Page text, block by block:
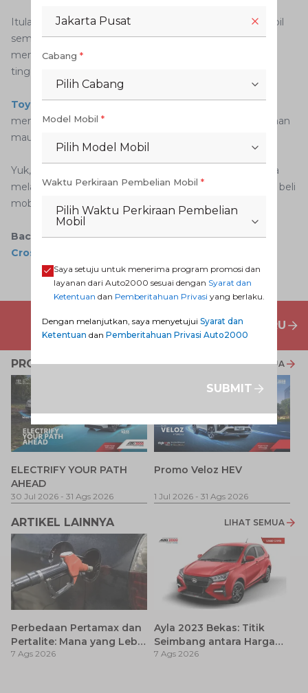
Itulah berbagai fitur baru yang membuat mobil ini tampil
semakin modern dan tangguh. Cocok bagi Anda yang
menginginkan kendaraan serbaguna dengan performa
tinggi.
Toyota Fortuner
memenuhi kebutuhan berkendara Anda, baik di perkotaan
maupun medan menantang.
Yuk, lakukan pemesanan Toyota Fortuner sekarang juga
melalui aplikasi Auto2000 Digiroom untuk pengalaman beli
mobil yang praktis dan tanpa repot.
Baca Juga:Fitra Eri Terima Challenge Pakai Corolla
Cross
PENAWARAN MOBIL BARU
PROMO TERKAIT LIHAT SEMUA
ELECTRIFY YOUR PATH
AHEAD
30 Jul 2026 - 31 Ags 2026
Promo Veloz HEV
1 Jul 2026 - 31 Ags 2026
ARTIKEL LAINNYA LIHAT SEMUA
Perbedaan Pertamax dan
Pertalite: Mana yang Lebih
Baik untuk Mobil Toyota
7 Ags 2026
Ayla 2023 Bekas: Titik
Seimbang antara Harga
dan Pembaruan Teknologi
7 Ags 2026
Jakarta Pusat
Cabang *
Pilih Cabang
Model Mobil *
Pilih Model Mobil
Waktu Perkiraan Pembelian Mobil *
Pilih Waktu Perkiraan Pembelian
Mobil
Saya setuju untuk menerima program promosi dan
layanan dari Auto2000 sesuai dengan Syarat dan
Ketentuan dan Pemberitahuan Privasi yang berlaku.
Dengan melanjutkan, saya menyetujui Syarat dan
Ketentuan dan Pemberitahuan Privasi Auto2000
SUBMIT